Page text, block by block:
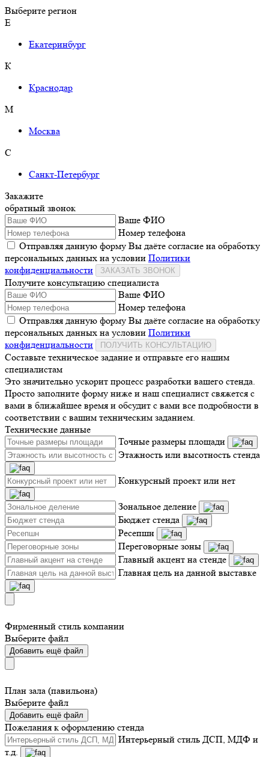
Выберите регион
Е
Екатеринбург
К
Краснодар
М
Москва
С
Санкт-Петербург
Закажите
обратный звонок
Ваше ФИО
Номер телефона
Отправляя данную форму Вы даёте согласие на обработку
персональных данных на условии Политики
конфиденциальности
ЗАКАЗАТЬ ЗВОНОК
Получите консультацию специалиста
Ваше ФИО
Номер телефона
Отправляя данную форму Вы даёте согласие на обработку
персональных данных на условии Политики
конфиденциальности
ПОЛУЧИТЬ КОНСУЛЬТАЦИЮ
Составьте техническое задание и отправьте его нашим
специалистам
Это значительно ускорит процесс разработки вашего стенда.
Просто заполните форму ниже и наш специалист свяжется с
вами в ближайшее время и обсудит с вами все подробности в
соответствии с вашим техническим заданием.
Технические данные
Точные размеры площади
Этажность или высотность стенда
Конкурсный проект или нет
Зональное деление
Бюджет стенда
Ресепшн
Переговорные зоны
Главный акцент на стенде
Главная цель на данной выставке
Фирменный стиль компании
Выберите файл
Добавить ещё файл
План зала (павильона)
Выберите файл
Добавить ещё файл
Пожелания к оформлению стенда
Интерьерный стиль ДСП, МДФ и
т.д.